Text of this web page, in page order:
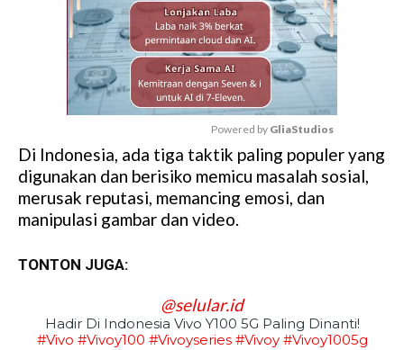
M
u
t
Powered by GliaStudios
Di Indonesia, ada tiga taktik paling populer yang
digunakan dan berisiko memicu masalah sosial,
merusak reputasi, memancing emosi, dan
manipulasi gambar dan video.
TONTON JUGA:
@selular.id
Hadir Di Indonesia Vivo Y100 5G Paling Dinanti!
#vivo #vivoy100 #vivoyseries #vivoy #vivoy1005g